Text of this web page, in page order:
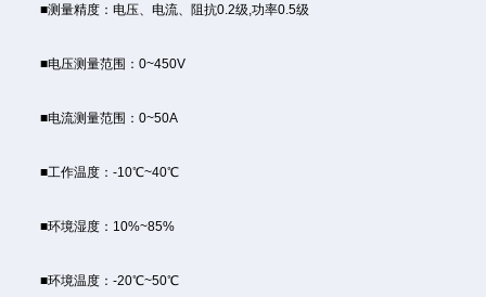
■测量精度：电压、电流、阻抗0.2级,功率0.5级
■电压测量范围：0~450V
■电流测量范围：0~50A
■工作温度：-10℃~40℃
■环境湿度：10%~85%
■环境温度：-20℃~50℃